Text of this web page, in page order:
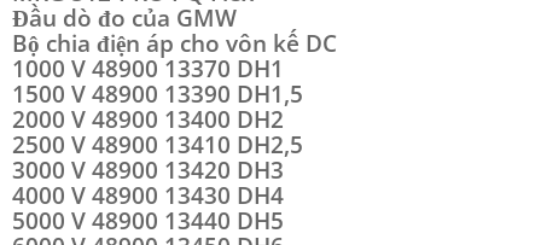
Đầu dò đo của GMW
Bộ chia điện áp cho vôn kế DC
1000 V 48900 13370 DH1
1500 V 48900 13390 DH1,5
2000 V 48900 13400 DH2
2500 V 48900 13410 DH2,5
3000 V 48900 13420 DH3
4000 V 48900 13430 DH4
5000 V 48900 13440 DH5